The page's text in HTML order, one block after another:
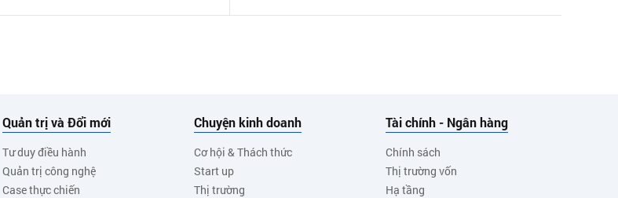
Quản trị và Đổi mới
Tư duy điều hành
Quản trị công nghệ
Case thực chiến
Chuyện kinh doanh
Cơ hội & Thách thức
Start up
Thị trường
Tài chính - Ngân hàng
Chính sách
Thị trường vốn
Hạ tầng